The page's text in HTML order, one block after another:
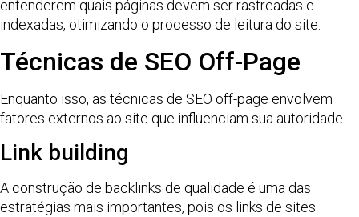
entenderem quais páginas devem ser rastreadas e
indexadas, otimizando o processo de leitura do site.
Técnicas de SEO Off-Page
Enquanto isso, as técnicas de SEO off-page envolvem
fatores externos ao site que influenciam sua autoridade.
Link building
A construção de backlinks de qualidade é uma das
estratégias mais importantes, pois os links de sites